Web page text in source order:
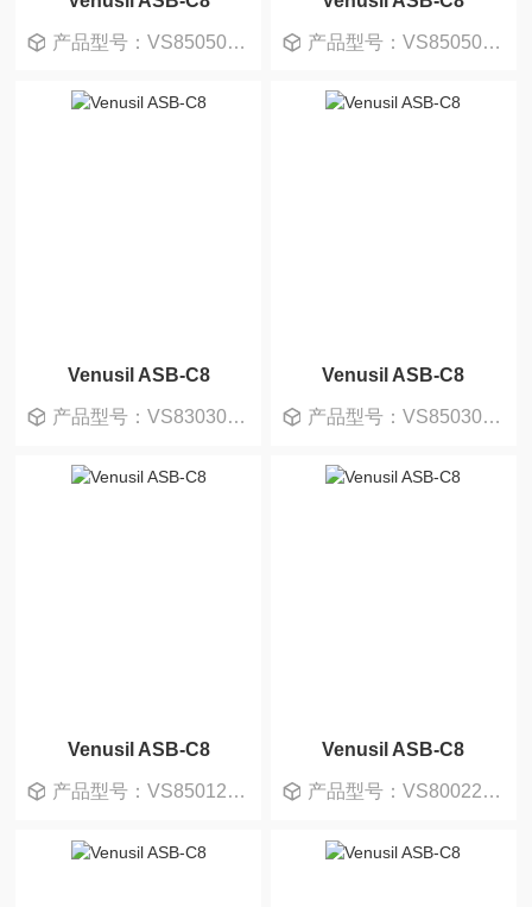
产品型号：VS850502-0 产品型号：VS850505-0
Venusil ASB-C8
产品型号：VS830302-0
Venusil ASB-C8
产品型号：VS850302-0
Venusil ASB-C8
产品型号：VS850120-0
Venusil ASB-C8
产品型号：VS800220-0